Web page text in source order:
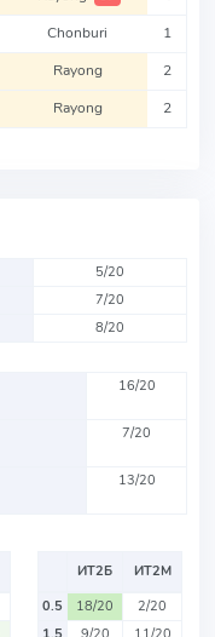
Chonburi 1
Rayong 2
Rayong 2
5/20
7/20
8/20
16/20
7/20
13/20
ИТ2Б
ИТ2М
0.5
18/20
2/20